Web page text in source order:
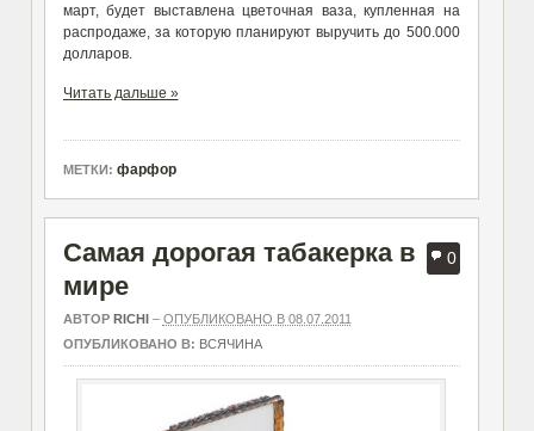
март, будет выставлена цветочная ваза, купленная на
распродаже, за которую планируют выручить до 500.000
долларов.
Читать дальше »
МЕТКИ: фарфор
0
Самая дорогая табакерка в
мире
АВТОР RICHI– ОПУБЛИКОВАНО В 08.07.2011
ОПУБЛИКОВАНО В: ВСЯЧИНА